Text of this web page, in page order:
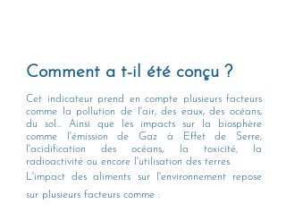
Comment a t-il été conçu ?
Cet indicateur prend en compte plusieurs facteurs
comme la pollution de l'air, des eaux, des océans,
du sol... Ainsi que les impacts sur la biosphère
comme l'émission de Gaz à Effet de Serre,
l'acidification des océans, la toxicité, la
radioactivité ou encore l'utilisation des terres.
L'impact des aliments sur l'environnement repose
sur plusieurs facteurs comme :